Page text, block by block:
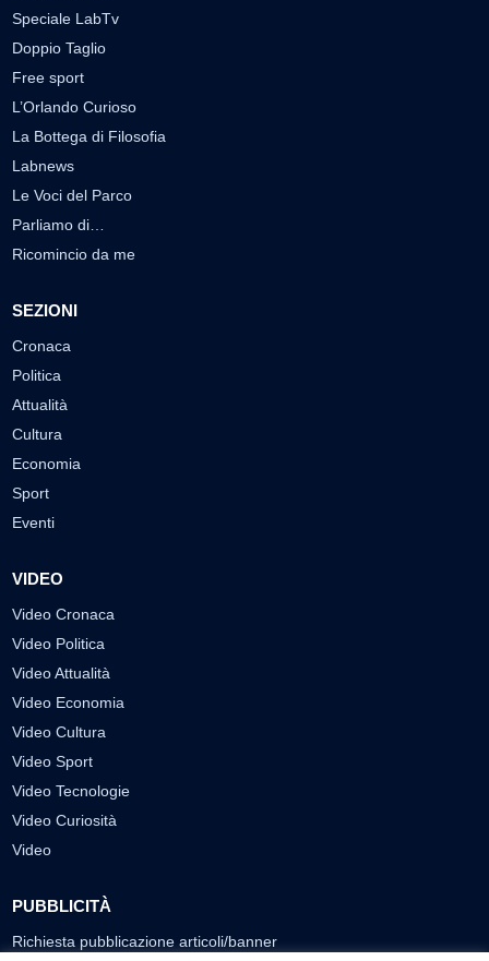
Speciale LabTv
Doppio Taglio
Free sport
L’Orlando Curioso
La Bottega di Filosofia
Labnews
Le Voci del Parco
Parliamo di…
Ricomincio da me
SEZIONI
Cronaca
Politica
Attualità
Cultura
Economia
Sport
Eventi
VIDEO
Video Cronaca
Video Politica
Video Attualità
Video Economia
Video Cultura
Video Sport
Video Tecnologie
Video Curiosità
Video
PUBBLICITÀ
Richiesta pubblicazione articoli/banner